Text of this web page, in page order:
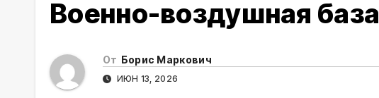
Военно-воздушная база
От Борис Маркович
ИЮН 13, 2026